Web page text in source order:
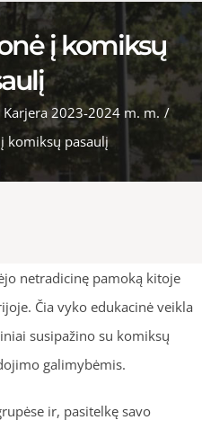
į komiksų
Karjera 2023-2024 m. m. /
komiksų pasaulį
netradicinę pamoką kitoje
Čia vyko edukacinė veikla
susipažino su komiksų
galimybėmis.
ir, pasitelkę savo